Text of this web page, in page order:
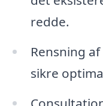
redde.
Rensning
sikre